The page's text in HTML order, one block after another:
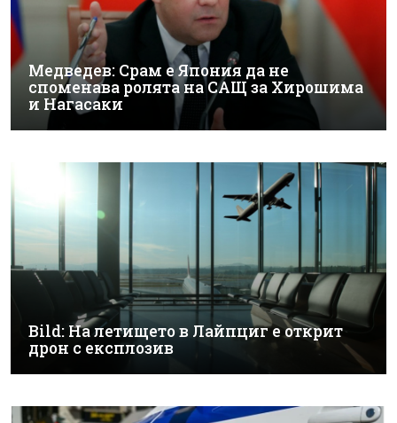
Медведев: Срам е Япония да не
споменава ролята на САЩ за Хирошима
и Нагасаки
Bild: На летището в Лайпциг е открит
дрон с експлозив